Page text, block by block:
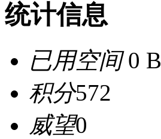
统计信息
已用空间0 B
积分572
威望0